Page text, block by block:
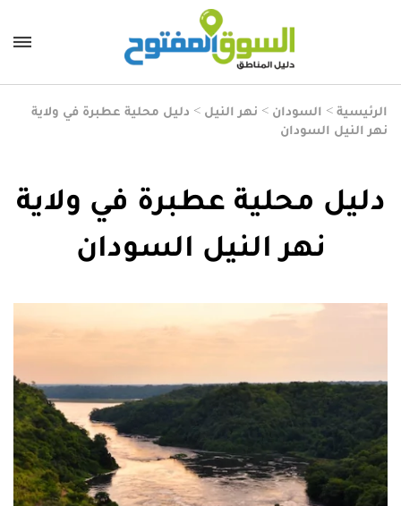
الرئيسية > السودان > نهر النيل > دليل محلية عطبرة في ولاية
نهر النيل السودان
دليل محلية عطبرة في ولاية
نهر النيل السودان